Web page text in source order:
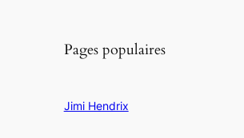
Pages populaires
Jimi Hendrix